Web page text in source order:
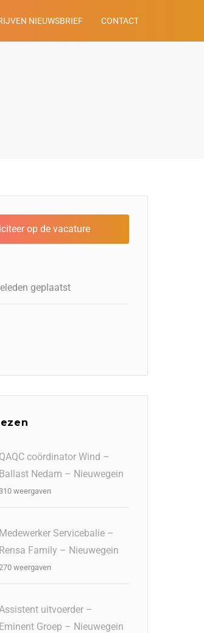
NIEUWSBRIEF CONTACT
geplaatst
QAQC coördinator Wind –
Ballast Nedam – Nieuwegein
weergaven
Medewerker Servicebalie –
Rensa Family – Nieuwegein
weergaven
uitvoerder –
Eminent Groep – Nieuwegein